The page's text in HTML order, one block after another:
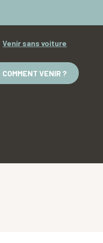
Venir sans voiture
COMMENT VENIR ?